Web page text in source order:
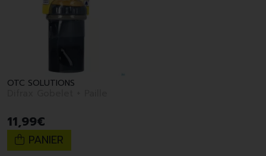
OTC SOLUTIONS
11,99€
PANIER